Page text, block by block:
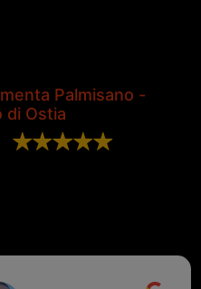
Palmisano -
di Ostia